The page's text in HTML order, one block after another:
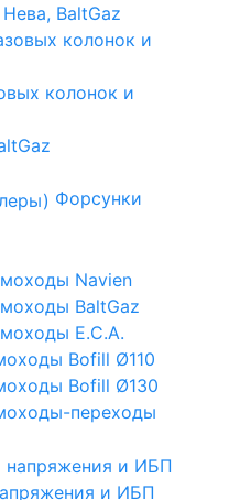
BaltGaz
колонок и
Форсунки
Navien
BaltGaz
E.C.A.
Bofill Ø110
Bofill Ø130
переходы
и ИБП